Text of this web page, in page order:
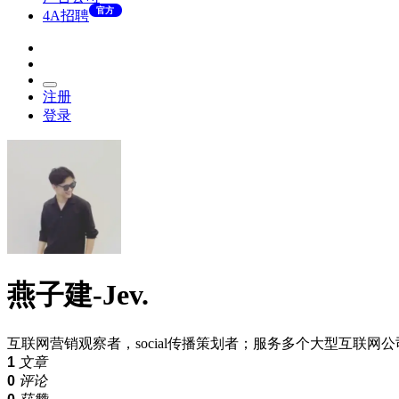
4A招聘 官方
注册
登录
燕子建-Jev.
互联网营销观察者，social传播策划者；服务多个大型互联网公
1 文章
0 评论